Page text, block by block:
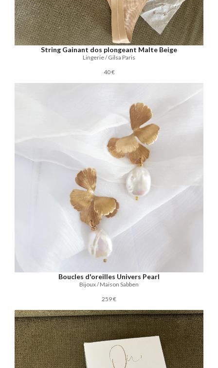
String Gainant dos plongeant Malte Beige
Lingerie / Gilsa Paris
40 €
Boucles d'oreilles Univers Pearl
Bijoux / Maison Sabben
259 €